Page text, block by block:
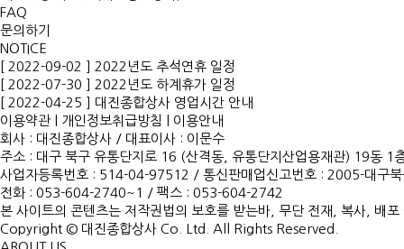
FAQ
문의하기
NOTICE
[ 2022-09-02 ] 2022년도 추석연휴 일정
[ 2022-07-30 ] 2022년도 하계휴가 일정
[ 2022-04-25 ] 대진종합상사 영업시간 안내
이용약관| 개인정보취급방침
이용안내
회사 : 대진종합상사 / 대표이사 : 이문수
주소 : 대구 북구 유통단지로 16 (산격동, 유통단지산업용재관) 19동 1
사업자등록번호 : 514-04-97512 / 통신판매업신고번호 : 2005-대구
전화 : 053-604-2740~1 / 팩스 : 053-604-2742
본 사이트의 콘텐츠는 저작권법의 보호를 받는바, 무단 전재, 복사, 배포
Copyright © 대진종합상사 Co. Ltd. All Rights Reserved.